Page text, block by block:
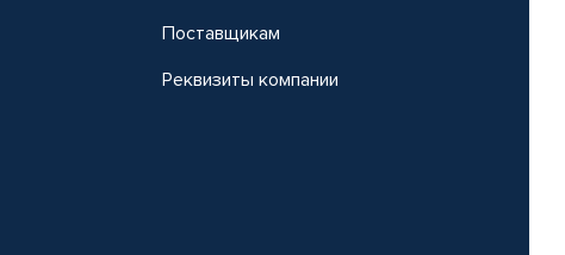
Поставщикам
Реквизиты компании